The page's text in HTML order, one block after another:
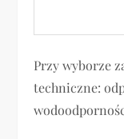
Przy wyborze
techniczne: